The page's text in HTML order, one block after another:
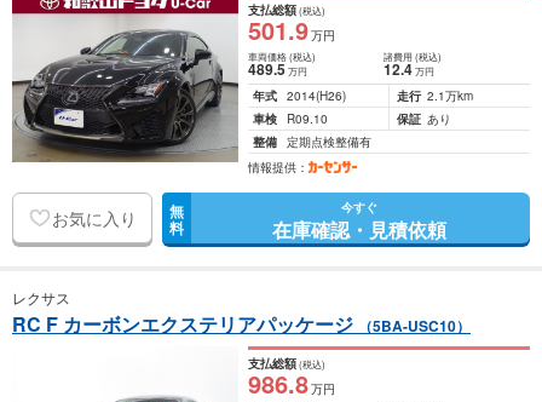
支払総額(税込)
501.9万円
車両価格(税込)
489.5万円
諸費用 (税込)
12.4 万円
年式 2014(H26) 走行 2.1万km
車検
R09.10 保証 あり
整備 定期点検整備有
情報提供：
お気に入り 無
料
今すぐ
在庫確認・見積依頼
レクサス
RC F カーボンエクステリアパッケージ （5BA-USC10）
支払総額(税込)
986.8万円